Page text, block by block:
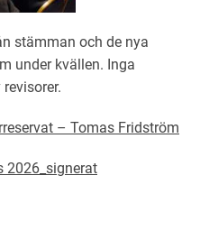
stämman och de nya
under kvällen. Inga
– Tomas Fridström
2026_signerat